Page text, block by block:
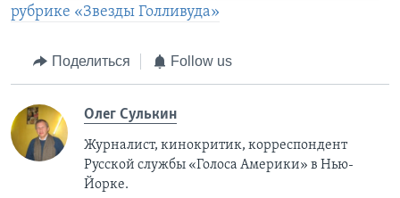
рубрике «Звезды Голливуда»
Поделиться Follow us
Олег Сулькин
Журналист, кинокритик, корреспондент
Русской службы «Голоса Америки» в Нью-
Йорке.